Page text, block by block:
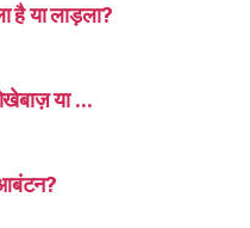
है या लाड़ला?
या …